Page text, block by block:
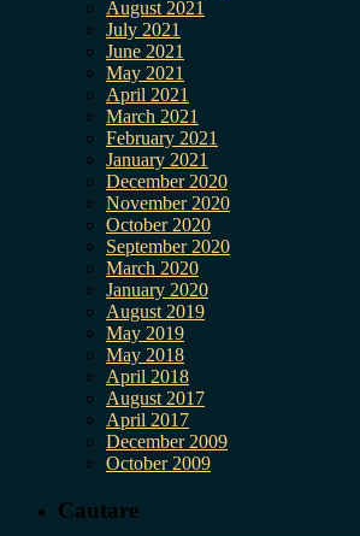
August 2021
July 2021
June 2021
May 2021
April 2021
March 2021
February 2021
January 2021
December 2020
November 2020
October 2020
September 2020
March 2020
January 2020
August 2019
May 2019
May 2018
April 2018
August 2017
April 2017
December 2009
October 2009
Cautare